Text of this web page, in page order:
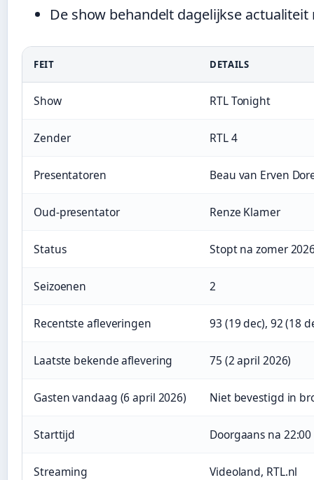
De show behandelt dagelijkse
FEIT DETAILS
Show RTL Tonight
Zender RTL 4
Presentatoren Beau van Erven
Oud-presentator Renze Klamer
Status Stopt na zomer
Seizoenen 2
Recentste afleveringen 93 (19 dec), 92 (18
Laatste bekende aflevering 75 (2 april 2026)
Gasten vandaag (6 april 2026) Niet bevestigd in
Starttijd Doorgaans na
Streaming Videoland, RTL.nl